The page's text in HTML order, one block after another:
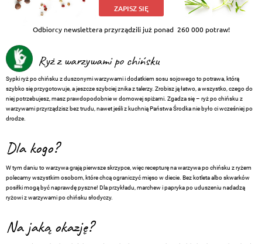
ZAPISZ SIĘ
Odbiorcy newslettera przyrządzili już ponad 260 000 potraw!
Ryż z warzywami po chińsku
Sypki ryż po chińsku z duszonymi warzywami i dodatkiem sosu sojowego to potrawa, którą
szybko się przygotowuje, a jeszcze szybciej znika z talerzy. Zrobisz ją łatwo, a wszystko, czego do
niej potrzebujesz, masz prawdopodobnie w domowej spiżarni. Zgadza się – ryż po chińsku z
warzywami przyrządzisz bez trudu, nawet jeśli z kuchnią Państwa Środka nie było ci wcześniej po
drodze.
Dla kogo?
W tym daniu to warzywa grają pierwsze skrzypce, więc recepturę na warzywa po chińsku z ryżem
polecamy wszystkim osobom, które chcą ograniczyć mięso w diecie. Bez kotleta albo skwarków
posiłki mogą być naprawdę pyszne! Dla przykładu, marchew i papryka po uduszeniu nadadzą
ryżowi z warzywami po chińsku słodyczy.
Na jaką okazję?